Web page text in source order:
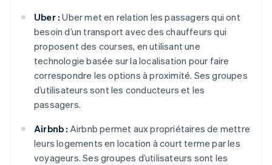
Uber : Uber met en relation les passagers qui ont
besoin d’un transport avec des chauffeurs qui
proposent des courses, en utilisant une
technologie basée sur la localisation pour faire
correspondre les options à proximité. Ses groupes
d’utilisateurs sont les conducteurs et les
passagers.
Airbnb : Airbnb permet aux propriétaires de mettre
leurs logements en location à court terme par les
voyageurs. Ses groupes d’utilisateurs sont les